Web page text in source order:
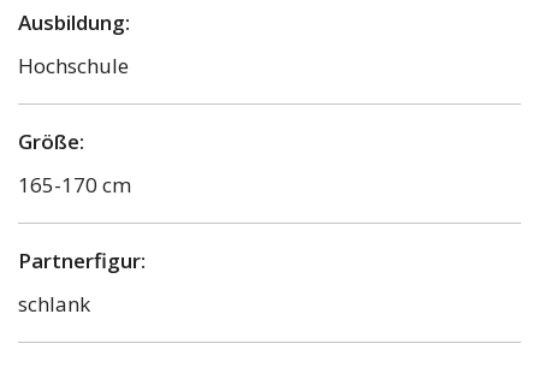
Ausbildung:
Hochschule
Größe:
165-170 cm
Partnerfigur:
schlank